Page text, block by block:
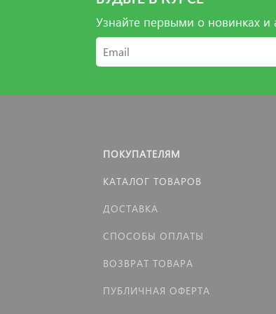
Узнайте первыми о новинках и
ПОКУПАТЕЛЯМ
КАТАЛОГ ТОВАРОВ
ДОСТАВКА
СПОСОБЫ ОПЛАТЫ
ВОЗВРАТ ТОВАРА
ПУБЛИЧНАЯ ОФЕРТА